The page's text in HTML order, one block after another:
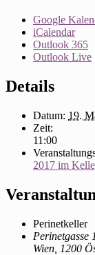
Google
iCalendar
Outlook 365
Outlook Live
Details
Datum: 19.
Zeit:
11:00
2017 im
Perinetkeller
Perinetgasse 1
Wien 1200